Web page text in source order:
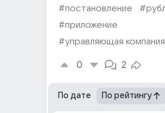
#постановление
#приложение
#управляющая компания
0 2
По дате По рейтингу